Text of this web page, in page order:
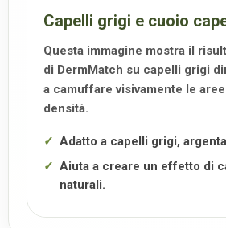
Capelli grigi e cuoio
Questa immagine mostra il
di DermMatch su capelli grigi
a camuffare visivamente le
densità.
Adatto a capelli grigi,
Aiuta a creare un effetto di
naturali.